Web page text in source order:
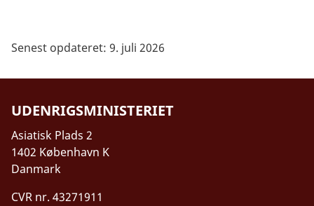
Senest opdateret: 9. juli 2026
UDENRIGSMINISTERIET
Asiatisk Plads 2
1402 København K
Danmark
CVR nr. 43271911